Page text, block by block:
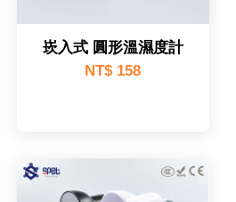
崁入式 圓形溫濕度計
NT$ 158